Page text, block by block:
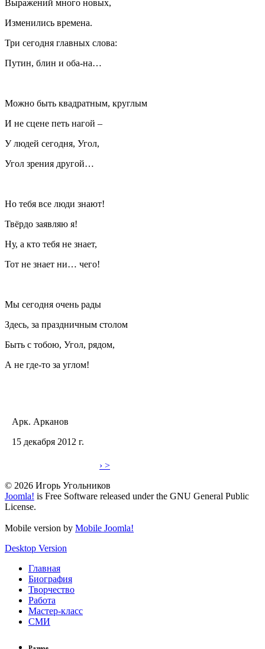
Выражений много новых,
Изменились времена.
Три сегодня главных слова:
Путин, блин и оба-на…
Можно быть квадратным, круглым
И не сцене петь нагой –
У людей сегодня, Угол,
Угол зрения другой…
Но тебя все люди знают!
Твёрдо заявляю я!
Ну, а кто тебя не знает,
Тот не знает ни… чего!
Мы сегодня очень рады
Здесь, за праздничным столом
Быть с тобою, Угол, рядом,
А не где-то за углом!
Арк. Арканов
15 декабря 2012 г.
› >
© 2026 Игорь Угольников
Joomla! is Free Software released under the GNU General Public
License.
Mobile version by Mobile Joomla!
Desktop Version
Главная
Биография
Творчество
Работа
Мастер-класс
СМИ